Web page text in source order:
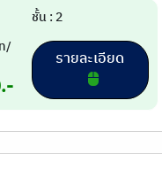
ชั้น : 2
/